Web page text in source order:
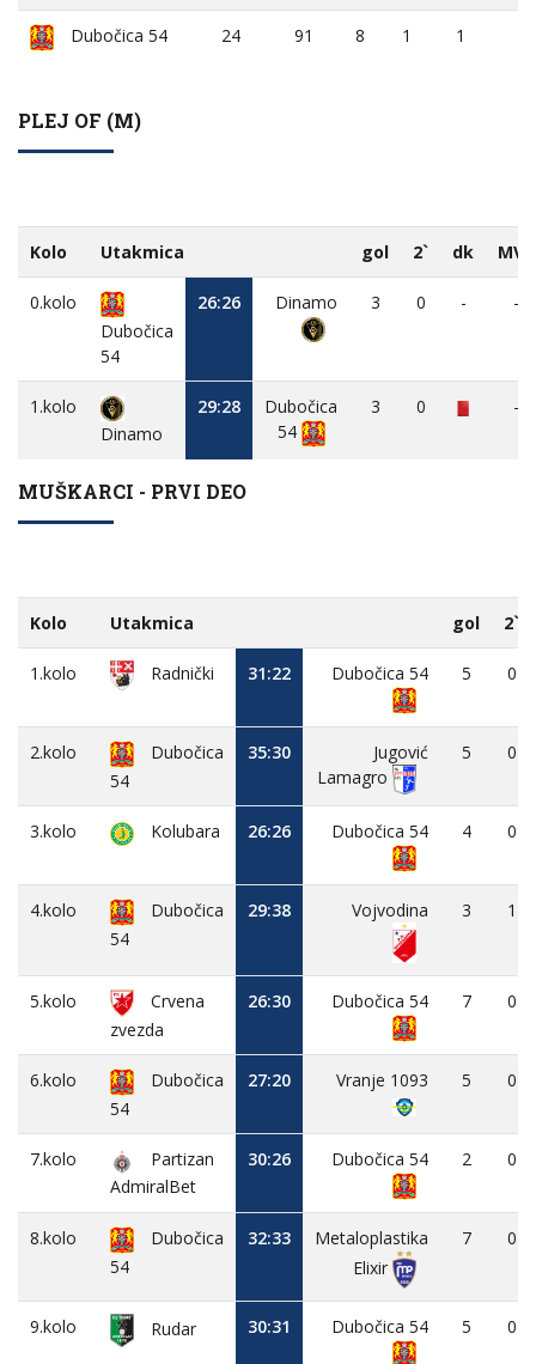
Dubočica 54 24 91 8 1 1
PLEJ OF (M)
Kolo Utakmica gol 2` dk MVP
0.kolo
Dubočica
54
26:26 Dinamo 3 0 - -
1.kolo
Dinamo
29:28
Dubočica
54
3 0 -
MUŠKARCI - PRVI DEO
Kolo Utakmica gol 2`
1.kolo Radnički 31:22 Dubočica 54 5 0
2.kolo
Dubočica
54
35:30
Jugović
Lamagro
5 0
3.kolo Kolubara 26:26 Dubočica 54 4 0
4.kolo
Dubočica
54
29:38 Vojvodina 3 1
5.kolo
Crvena
zvezda
26:30 Dubočica 54 7 0
6.kolo
Dubočica
54
27:20 Vranje 1093 5 0
7.kolo
Partizan
AdmiralBet
30:26 Dubočica 54 2 0
8.kolo
Dubočica
54
32:33
Metaloplastika
Elixir
7 0
9.kolo Rudar 30:31 Dubočica 54 5 0